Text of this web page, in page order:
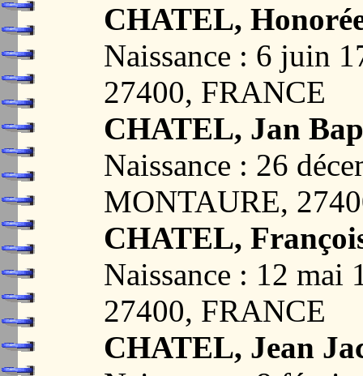
CHATEL,
Naissance : 6 juin
27400, FRANCE
CHATEL, Jan
Naissance : 26
MONTAURE,
CHATEL,
Naissance : 12
27400, FRANCE
CHATEL, Jean